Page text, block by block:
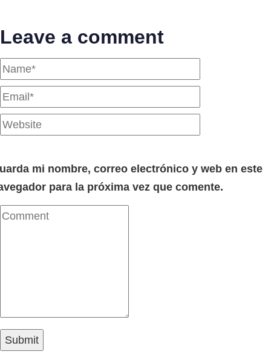
Leave a comment
mi nombre, correo electrónico y web en este
para la próxima vez que comente.